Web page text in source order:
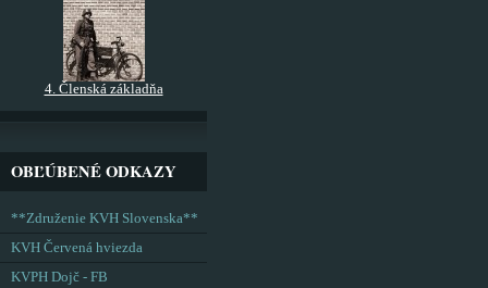
4. Členská základňa
OBĽÚBENÉ ODKAZY
**Združenie KVH Slovenska**
KVH Červená hviezda
KVPH Dojč - FB